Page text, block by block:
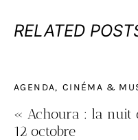
RELATED
AGENDA CINÉMA &
« Achoura : la nuit
12 octobre